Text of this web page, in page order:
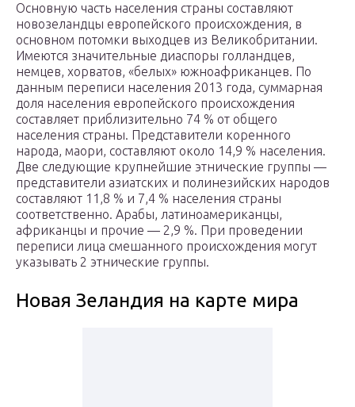
Основную часть населения страны составляют
новозеландцы европейского происхождения, в
основном потомки выходцев из Великобритании.
Имеются значительные диаспоры голландцев,
немцев, хорватов, «белых» южноафриканцев. По
данным переписи населения 2013 года, суммарная
доля населения европейского происхождения
составляет приблизительно 74 % от общего
населения страны. Представители коренного
народа, маори, составляют около 14,9 % населения.
Две следующие крупнейшие этнические группы —
представители азиатских и полинезийских народов
составляют 11,8 % и 7,4 % населения страны
соответственно. Арабы, латиноамериканцы,
африканцы и прочие — 2,9 %. При проведении
переписи лица смешанного происхождения могут
указывать 2 этнические группы.
Новая Зеландия на карте мира